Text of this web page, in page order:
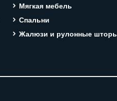
Мягкая мебель
Спальни
Жалюзи и рулонные